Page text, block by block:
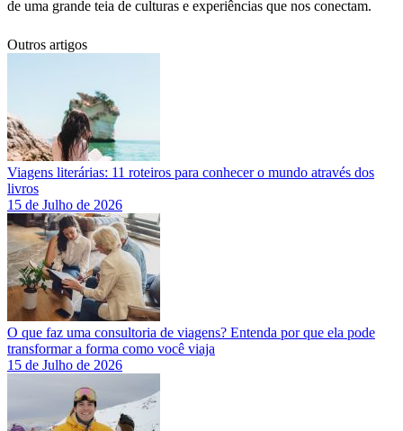
de uma grande teia de culturas e experiências que nos conectam.
Outros artigos
Viagens literárias: 11 roteiros para conhecer o mundo através dos
livros
15 de Julho de 2026
O que faz uma consultoria de viagens? Entenda por que ela pode
transformar a forma como você viaja
15 de Julho de 2026